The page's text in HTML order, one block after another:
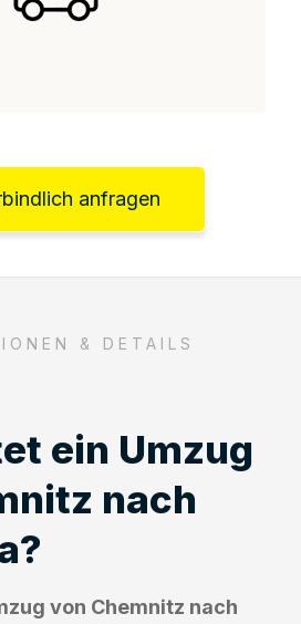
anfragen
& DETAILS
ein Umzug
nach
von Chemnitz nach